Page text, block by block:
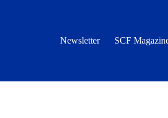
Newsletter SCF